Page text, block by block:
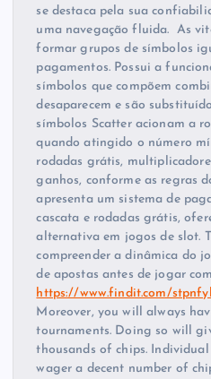
se destaca pela sua
uma navegação fluida. As
formar grupos de símbolos
pagamentos. Possui a
símbolos que compõem
desaparecem e são
símbolos Scatter acionam a
quando atingido o número
rodadas grátis,
ganhos, conforme as regras
apresenta um sistema de
cascata e rodadas grátis,
alternativa em jogos de slot.
compreender a dinâmica do
de apostas antes de jogar
https://www.findit.com/
Moreover, you will always
tournaments. Doing so will
thousands of chips.
wager a decent number of